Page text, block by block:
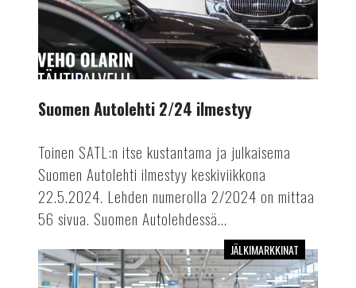
Suomen Autolehti 2/24 ilmestyy
Toinen SATL:n itse kustantama ja julkaisema
Suomen Autolehti ilmestyy keskiviikkona
22.5.2024. Lehden numerolla 2/2024 on mittaa
56 sivua. Suomen Autolehdessä...
Osaamista
yhteistyöllä
JÄLKIMARKKINAT